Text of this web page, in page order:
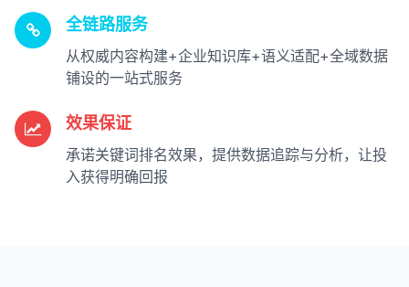
全链路服务
从权威内容构建+企业知识库+语义适配+全域数据
铺设的一站式服务
效果保证
承诺关键词排名效果，提供数据追踪与分析，让投
入获得明确回报